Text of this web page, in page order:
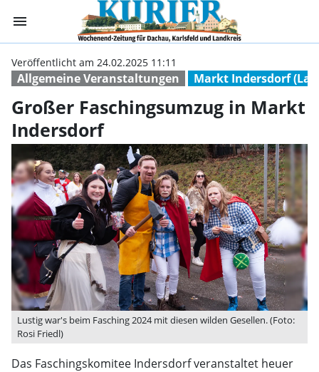
menu Großer
Allgemeine Veranstaltungen Markt Indersdorf
Veröffentlicht am 24.02.2025 11:11
Großer Faschingsumzug in Markt
Indersdorf
Lustig war's beim Fasching 2024 mit diesen wilden Gesellen. (Foto:
Rosi Friedl)
Das Faschingskomitee Indersdorf veranstaltet heuer